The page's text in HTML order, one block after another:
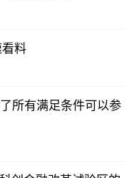
看料
所有满足条件可以参